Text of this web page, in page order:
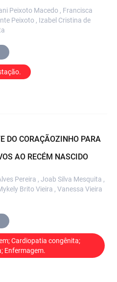
Peixoto Macedo , Francisca
Peixoto , Izabel Cristina de
DO CORAÇÃOZINHO PARA
AO RECÉM NASCIDO
Pereira , Joab Silva Mesquita ,
Brito Vieira , Vanessa Vieira
Cardiopatia congênita;
Enfermagem.